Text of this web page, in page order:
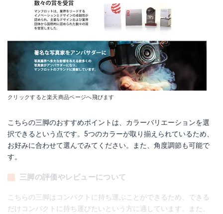
クリックすると楽天商品ページへ飛びます
こちらの三脚のおすすめポイントは、カラーバリエーションを選
択できるという点です。5つのカラーが取り揃えられているため、
お好みに合わせて選んでみてください。また、角度調節も可能で
す。
三脚の評価やレビューについて
こちらの三脚はコンパクトに持ち運ぶことができるため、できる
だけコンパクトに持ち運びたいという方に適しています。また、